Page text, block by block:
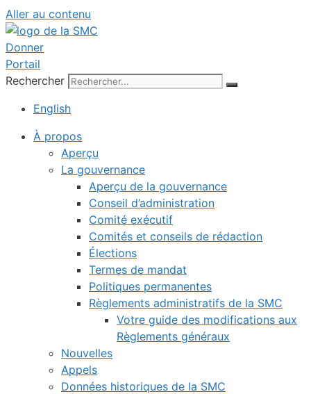
Aller au contenu
Donner
Portail
Rechercher
English
À propos
Aperçu
La gouvernance
Aperçu de la gouvernance
Conseil d’administration
Comité exécutif
Comités et conseils de rédaction
Élections
Termes de mandat
Politiques permanentes
Règlements administratifs de la SMC
Votre guide des modifications aux
Règlements généraux
Nouvelles
Appels
Données historiques de la SMC